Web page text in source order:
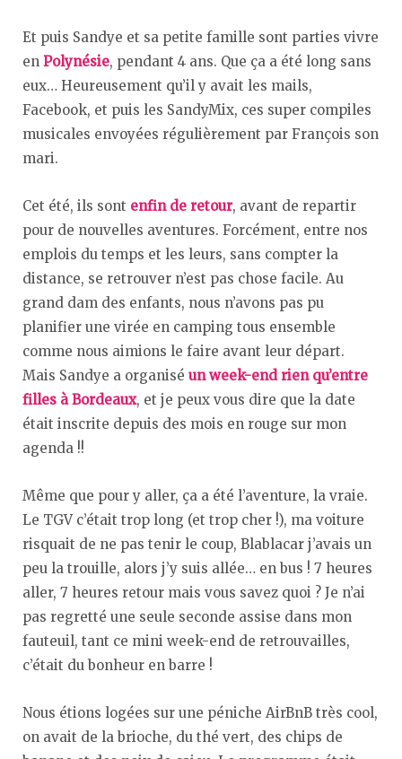
Et puis Sandye et sa petite famille sont parties vivre
en Polynésie, pendant 4 ans. Que ça a été long sans
eux… Heureusement qu’il y avait les mails,
Facebook, et puis les SandyMix, ces super compiles
musicales envoyées régulièrement par François son
mari.
Cet été, ils sont enfin de retour, avant de repartir
pour de nouvelles aventures. Forcément, entre nos
emplois du temps et les leurs, sans compter la
distance, se retrouver n’est pas chose facile. Au
grand dam des enfants, nous n’avons pas pu
planifier une virée en camping tous ensemble
comme nous aimions le faire avant leur départ.
Mais Sandye a organisé un week-end rien qu’entre
filles à Bordeaux, et je peux vous dire que la date
était inscrite depuis des mois en rouge sur mon
agenda !!
Même que pour y aller, ça a été l’aventure, la vraie.
Le TGV c’était trop long (et trop cher !), ma voiture
risquait de ne pas tenir le coup, Blablacar j’avais un
peu la trouille, alors j’y suis allée… en bus ! 7 heures
aller, 7 heures retour mais vous savez quoi ? Je n’ai
pas regretté une seule seconde assise dans mon
fauteuil, tant ce mini week-end de retrouvailles,
c’était du bonheur en barre !
Nous étions logées sur une péniche AirBnB très cool,
on avait de la brioche, du thé vert, des chips de